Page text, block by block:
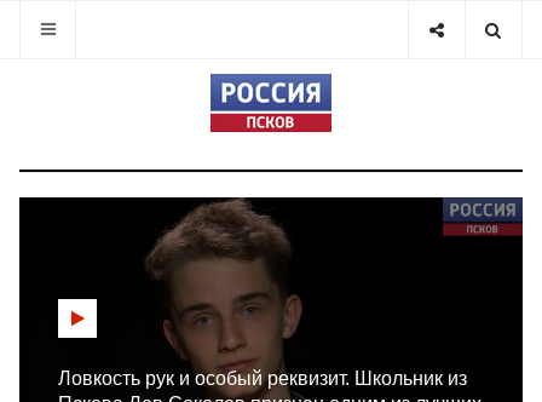
Ловкость рук и особый реквизит. Школьник из